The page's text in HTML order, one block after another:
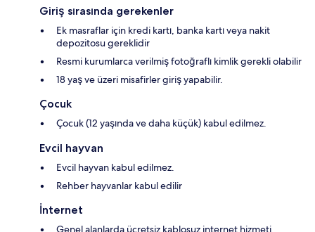
Giriş sırasında gerekenler
Ek masraflar için kredi kartı, banka kartı veya nakit
depozitosu gereklidir
Resmi kurumlarca verilmiş fotoğraflı kimlik gerekli olabilir
18 yaş ve üzeri misafirler giriş yapabilir.
Çocuk
Çocuk (12 yaşında ve daha küçük) kabul edilmez.
Evcil hayvan
Evcil hayvan kabul edilmez.
Rehber hayvanlar kabul edilir
İnternet
Genel alanlarda ücretsiz kablosuz internet hizmeti